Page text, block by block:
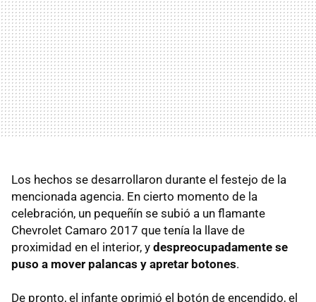
Los hechos se desarrollaron durante el festejo de la
mencionada agencia. En cierto momento de la
celebración, un pequeñín se subió a un flamante
Chevrolet Camaro 2017 que tenía la llave de
proximidad en el interior, y despreocupadamente se
puso a mover palancas y apretar botones.
De pronto, el infante oprimió el botón de encendido, el